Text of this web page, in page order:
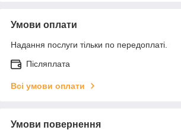
Умови оплати
Надання послуги тільки по передоплаті.
Післяплата
Всі умови оплати
Умови повернення